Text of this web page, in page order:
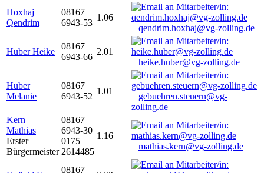
Hoxhaj
Qendrim
08167
6943-53
1.06
qendrim.hoxhaj@vg-zolling.de
Huber Heike
08167
6943-66
2.01
heike.huber@vg-zolling.de
Huber
Melanie
08167
6943-52
1.01
gebuehren.steuern@vg-
zolling.de
Kern
Mathias
Erster
Bürgermeister
08167
6943-30
0175
2614485
1.16
mathias.kern@vg-zolling.de
08167